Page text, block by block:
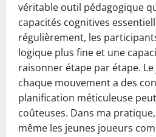
véritable outil pédagogique
capacités cognitives
régulièrement, les
logique plus fine et une
raisonner étape par étape.
chaque mouvement a des
planification méticuleuse
coûteuses. Dans ma
même les jeunes joueurs